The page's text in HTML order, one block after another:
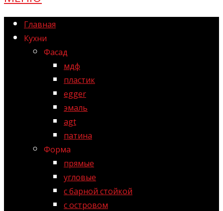
Главная
Кухни
Фасад
мдф
пластик
egger
эмаль
agt
патина
Форма
прямые
угловые
с барной стойкой
с островом